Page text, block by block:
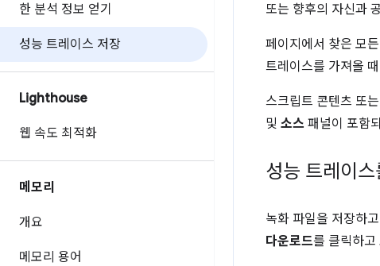
한 분석 정보 얻기
성능 트레이스 저장
Lighthouse
웹 속도 최적화
메모리
개요
메모리 용어
또는 향후의 자신과
페이지에서 찾은 모
트레이스를 가져올
스크립트 콘텐츠 또
및 소스 패널이 포함
성능 트레이
녹화 파일을 저장하
다운로드를 클릭하고